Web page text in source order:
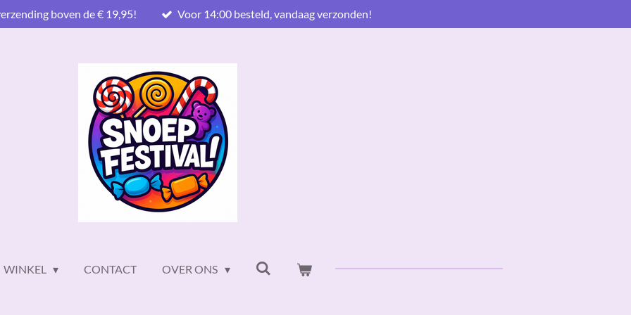
boven de € 19,95! Voor 14:00 besteld, vandaag verzonden!
WINKEL CONTACT OVER ONS